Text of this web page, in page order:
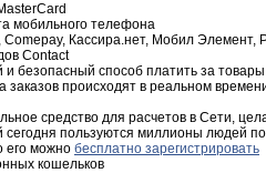
мобильного телефона
Кассира.нет, Мобил Элемент,
Contact
безопасный способ платить за товары
заказов происходят в реальном
средство для расчетов в Сети,
пользуются миллионы людей
его можно бесплатно зарегистрировать
кошельков